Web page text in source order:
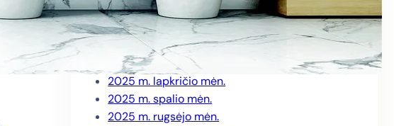
2026 m. kovo mėn.
2026 m. vasario mėn.
2026 m. sausio mėn.
2025 m. gruodžio mėn.
2025 m. lapkričio mėn.
2025 m. spalio mėn.
2025 m. rugsėjo mėn.